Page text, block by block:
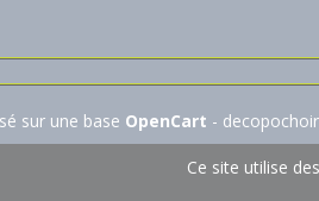
sur une base OpenCart -
Ce site utilise